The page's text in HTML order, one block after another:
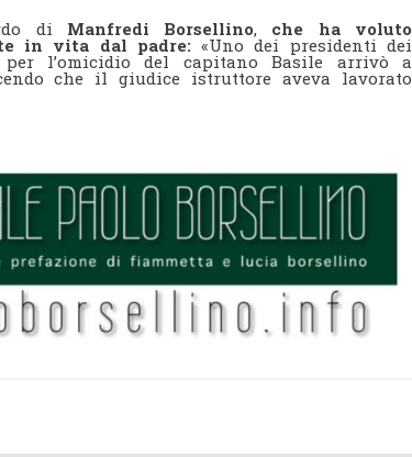
di Manfredi Borsellino, che ha voluto
in vita dal padre:«Uno dei presidenti dei
l’omicidio del capitano Basile arrivò a
che il giudice istruttore aveva lavorato